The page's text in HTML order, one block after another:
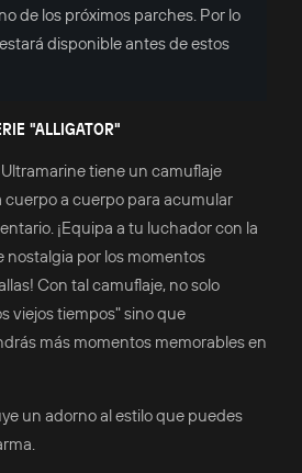
de los próximos parches. Por lo
disponible antes de estos
"ALLIGATOR"
tiene un camuflaje
cuerpo a cuerpo para acumular
¡Equipa a tu luchador con la
nostalgia por los momentos
Con tal camuflaje, no solo
viejos tiempos" sino que
más momentos memorables en
un adorno al estilo que puedes